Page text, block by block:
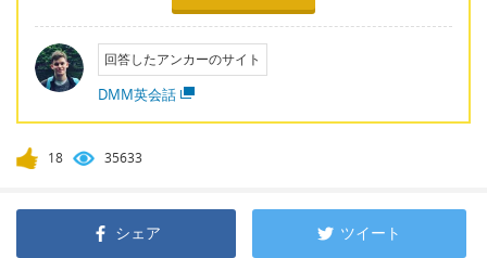
回答したアンカーのサイト
DMM英会話
18 35633
シェア ツイート